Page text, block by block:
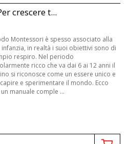
crescere t...
Montessori è spesso associato alla
in realtà i suoi obiettivi sono di
respiro. Nel periodo
ricco che va dai 6 ai 12 anni il
si riconosce come un essere unico e
e sperimentare il mondo. Ecco
manuale comple ...